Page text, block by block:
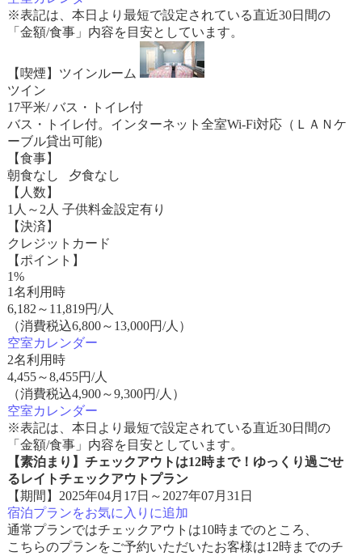
※表記は、本日より最短で設定されている直近30日間の
「金額/食事」内容を目安としています。
【喫煙】ツインルーム
ツイン
17平米/ バス・トイレ付
バス・トイレ付。インターネット全室Wi-Fi対応（ＬＡＮケ
ーブル貸出可能)
【食事】
朝食なし 夕食なし
【人数】
1人～2人 子供料金設定有り
【決済】
クレジットカード
【ポイント】
1%
1名利用時
6,182 ～ 11,819円/人
（消費税込6,800～13,000円/人）
空室カレンダー
2名利用時
4,455～8,455円/人
（消費税込4,900～9,300円/人）
空室カレンダー
※表記は、本日より最短で設定されている直近30日間の
「金額/食事」内容を目安としています。
【素泊まり】チェックアウトは12時まで！ゆっくり過ごせ
るレイトチェックアウトプラン
【期間】2025年04月17日～2027年07月31日
宿泊プランをお気に入りに追加
通常プランではチェックアウトは10時までのところ、
こちらのプランをご予約いただいたお客様は12時までのチ